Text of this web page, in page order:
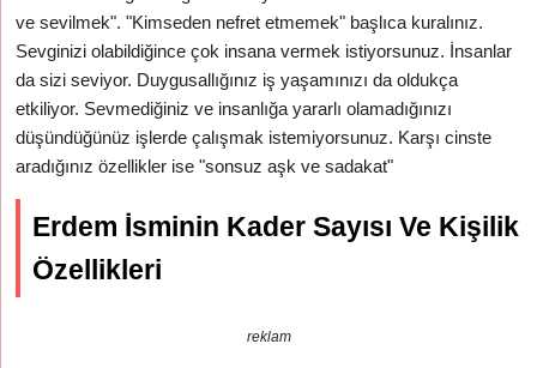
ve sevilmek". "Kimseden nefret etmemek" başlıca kuralınız.
Sevginizi olabildiğince çok insana vermek istiyorsunuz. İnsanlar
da sizi seviyor. Duygusallığınız iş yaşamınızı da oldukça
etkiliyor. Sevmediğiniz ve insanlığa yararlı olamadığınızı
düşündüğünüz işlerde çalışmak istemiyorsunuz. Karşı cinste
aradığınız özellikler ise "sonsuz aşk ve sadakat"
Erdem İsminin Kader Sayısı Ve Kişilik
Özellikleri
reklam